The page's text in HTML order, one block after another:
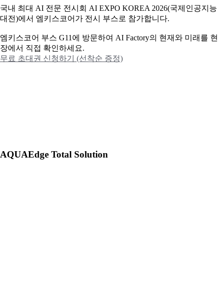
국내 최대 AI 전문 전시회 AI EXPO KOREA 2026(국제인공지능
대전)에서 엠키스코어가 전시 부스로 참가합니다.
엠키스코어 부스 G11에 방문하여 AI Factory의 현재와 미래를 현
장에서 직접 확인하세요.
무료 초대권 신청하기 (선착순 증정)
AQUAEdge Total Solution